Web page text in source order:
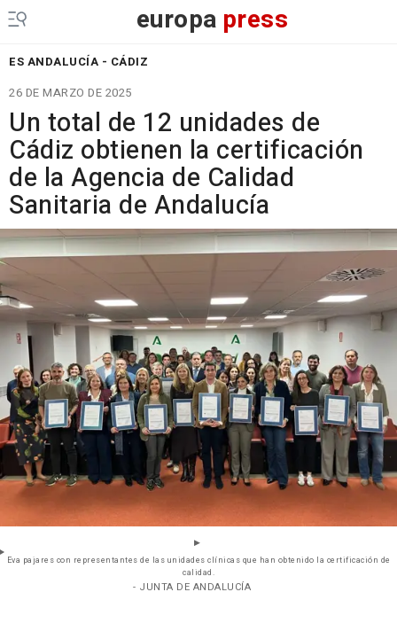
europa press
ES ANDALUCÍA - CÁDIZ
26 DE MARZO DE 2025
Un total de 12 unidades de
Cádiz obtienen la certificación
de la Agencia de Calidad
Sanitaria de Andalucía
Eva pajares con representantes de las unidades clínicas que han obtenido la certificación de
calidad.
- JUNTA DE ANDALUCÍA